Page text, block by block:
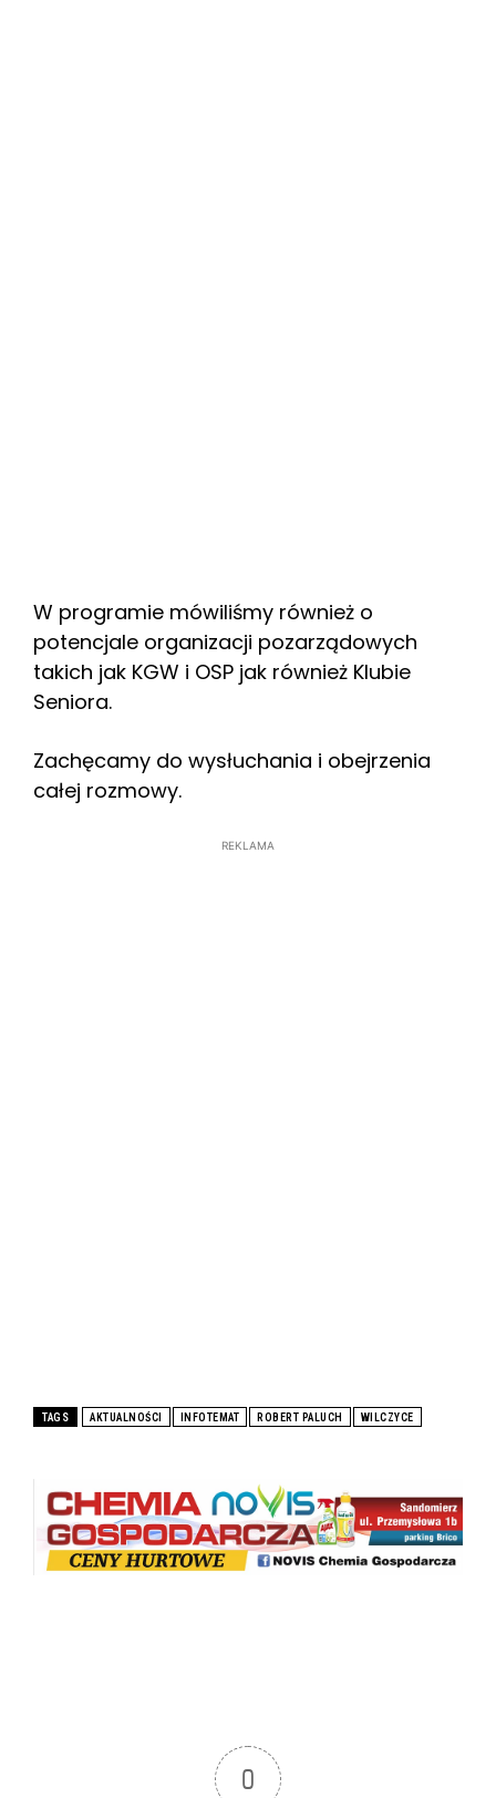
W programie mówiliśmy również o
potencjale organizacji pozarządowych
takich jak KGW i OSP jak również Klubie
Seniora.
Zachęcamy do wysłuchania i obejrzenia
całej rozmowy.
REKLAMA
TAGS AKTUALNOŚCI INFOTEMAT ROBERT PALUCH WILCZYCE
0